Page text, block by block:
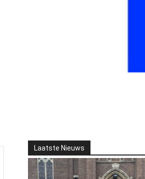
Laatste Nieuws